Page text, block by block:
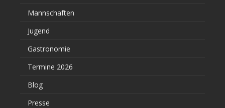
Mannschaften
Jugend
Gastronomie
Termine 2026
Blog
Presse